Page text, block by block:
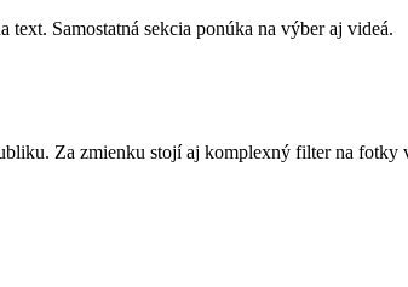
Samostatná sekcia ponúka na výber aj videá.
Za zmienku stojí aj komplexný filter na fotky